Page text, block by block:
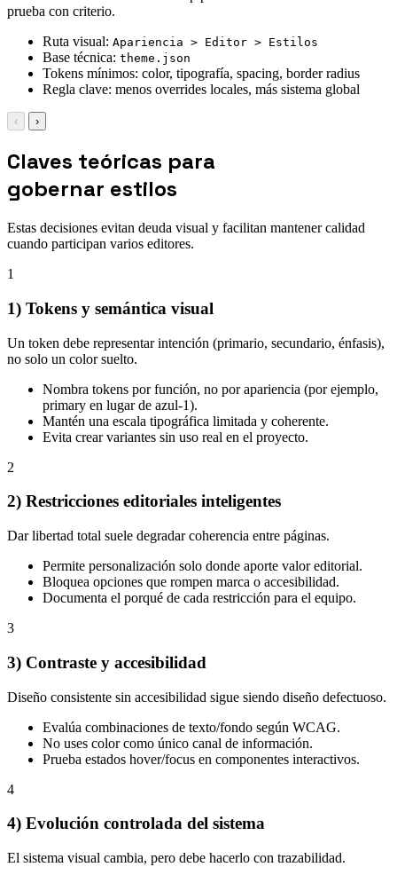
prueba con criterio.
Ruta visual: Apariencia > Editor > Estilos
Base técnica: theme.json
Tokens mínimos: color, tipografía, spacing, border radius
Regla clave: menos overrides locales, más sistema global
‹ ›
Claves teóricas para
gobernar estilos
Estas decisiones evitan deuda visual y facilitan mantener calidad
cuando participan varios editores.
1
1) Tokens y semántica visual
Un token debe representar intención (primario, secundario, énfasis),
no solo un color suelto.
Nombra tokens por función, no por apariencia (por ejemplo,
primary en lugar de azul-1).
Mantén una escala tipográfica limitada y coherente.
Evita crear variantes sin uso real en el proyecto.
2
2) Restricciones editoriales inteligentes
Dar libertad total suele degradar coherencia entre páginas.
Permite personalización solo donde aporte valor editorial.
Bloquea opciones que rompen marca o accesibilidad.
Documenta el porqué de cada restricción para el equipo.
3
3) Contraste y accesibilidad
Diseño consistente sin accesibilidad sigue siendo diseño defectuoso.
Evalúa combinaciones de texto/fondo según WCAG.
No uses color como único canal de información.
Prueba estados hover/focus en componentes interactivos.
4
4) Evolución controlada del sistema
El sistema visual cambia, pero debe hacerlo con trazabilidad.